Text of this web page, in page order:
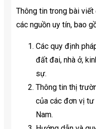
Thông tin trong bài
các nguồn uy tín, bao
Các quy định
đất đai, nhà ở,
sự.
Thông tin thị
của các đơn vị
Nam.